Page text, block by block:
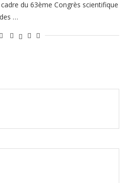
du 63ème Congrès scientifique
…